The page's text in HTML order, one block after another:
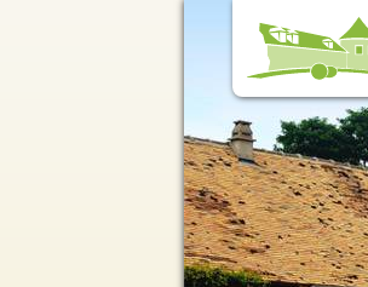
Cernay Vacances